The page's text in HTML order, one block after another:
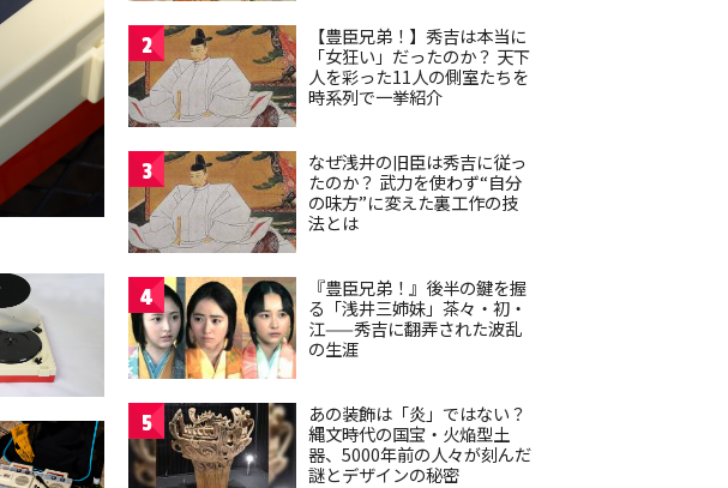
2
【豊臣兄弟！】秀吉は本当に
「女狂い」だったのか？ 天下
人を彩った11人の側室たちを
時系列で一挙紹介
3
なぜ浅井の旧臣は秀吉に従っ
たのか？ 武力を使わず“自分
の味方”に変えた裏工作の技
法とは
4
『豊臣兄弟！』後半の鍵を握
る「浅井三姉妹」茶々・初・
江——秀吉に翻弄された波乱
の生涯
5
あの装飾は「炎」ではない？
縄文時代の国宝・火焔型土
器、5000年前の人々が刻んだ
謎とデザインの秘密